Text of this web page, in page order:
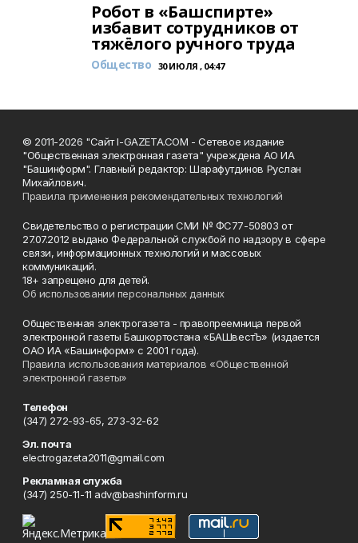
Робот в «Башспирте»
избавит сотрудников от
тяжёлого ручного труда
Общество 30 ИЮЛЯ , 04:47
© 2011-2026 "Сайт I-GAZETA.COM - Сетевое издание
"Общественная электронная газета" учреждена АО ИА
"Башинформ". Главный редактор: Шарафутдинов Руслан
Михайлович.
Правила применения рекомендательных технологий
Свидетельство о регистрации СМИ № ФС77-50803 от
27.07.2012 выдано Федеральной службой по надзору в сфере
связи, информационных технологий и массовых
коммуникаций.
18+ запрещено для детей.
Об использовании персональных данных
Общественная электрогазета - правопреемница первой
электронной газеты Башкортостана «БАШвестЪ» (издается
ОАО ИА «Башинформ» с 2001 года).
Правила использования материалов «Общественной
электронной газеты»
Телефон
(347) 272-93-65, 273-32-62
Эл. почта
electrogazeta2011@gmail.com
Рекламная служба
(347) 250-11-11 adv@bashinform.ru